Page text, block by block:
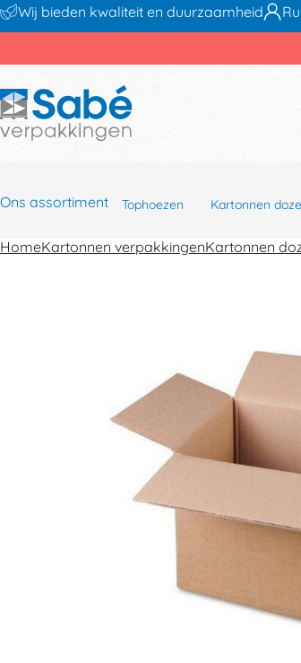
Wij bieden kwaliteit en duurzaamheid
Ons assortiment Tophoezen Kartonnen
HomeKartonnen verpakkingenKartonnen